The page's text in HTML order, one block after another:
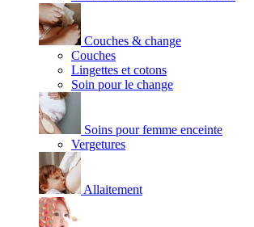
Couches & change
Couches
Lingettes et cotons
Soin pour le change
Soins pour femme enceinte
Vergetures
Allaitement